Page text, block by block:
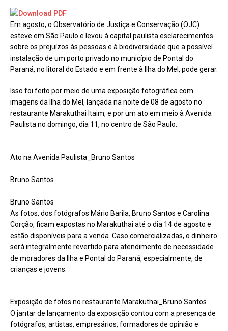
Em agosto, o Observatório de Justiça e Conservação (OJC)
esteve em São Paulo e levou à capital paulista esclarecimentos
sobre os prejuízos às pessoas e à biodiversidade que a possível
instalação de um porto privado no município de Pontal do
Paraná, no litoral do Estado e em frente à Ilha do Mel, pode gerar.
Isso foi feito por meio de uma exposição fotográfica com
imagens da Ilha do Mel, lançada na noite de 08 de agosto no
restaurante Marakuthai Itaim, e por um ato em meio à Avenida
Paulista no domingo, dia 11, no centro de São Paulo.
Ato na Avenida Paulista_Bruno Santos
Bruno Santos
Bruno Santos
As fotos, dos fotógrafos Mário Barila, Bruno Santos e Carolina
Corção, ficam expostas no Marakuthai até o dia 14 de agosto e
estão disponíveis para a venda. Caso comercializadas, o dinheiro
será integralmente revertido para atendimento de necessidade
de moradores da Ilha e Pontal do Paraná, especialmente, de
crianças e jovens.
Exposição de fotos no restaurante Marakuthai_Bruno Santos
O jantar de lançamento da exposição contou com a presença de
fotógrafos, artistas, empresários, formadores de opinião e